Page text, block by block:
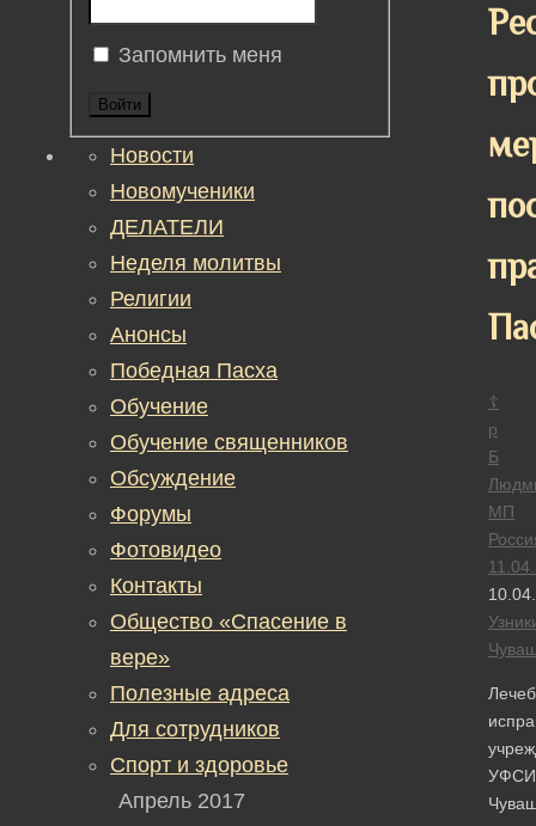
☦
р
Б
МП
Запомнить меня
Войти
Новости
Новомученики
ДЕЛАТЕЛИ
Неделя молитвы
Религии
Анонсы
Победная Пасха
Обучение
Обучение священников
Обсуждение
Форумы
Фотовидео
Контакты
Общество «Спасение в
вере»
Полезные адреса
Для сотрудников
Спорт и здоровье
Апрель 2017